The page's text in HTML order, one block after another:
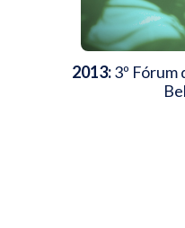
2013:3º Fórum